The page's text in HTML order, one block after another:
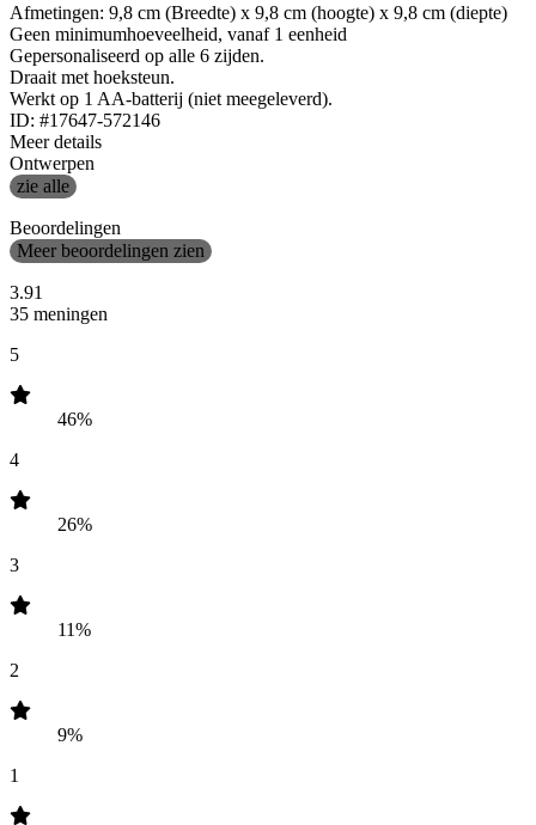
Afmetingen: 9,8 cm (Breedte) x 9,8 cm (hoogte) x 9,8 cm (diepte)
Geen minimumhoeveelheid, vanaf 1 eenheid
Gepersonaliseerd op alle 6 zijden.
Draait met hoeksteun.
Werkt op 1 AA-batterij (niet meegeleverd).
ID: #17647-572146
Meer details
Ontwerpen
zie alle
Beoordelingen
Meer beoordelingen zien
3.91
35 meningen
5
46%
4
26%
3
11%
2
9%
1